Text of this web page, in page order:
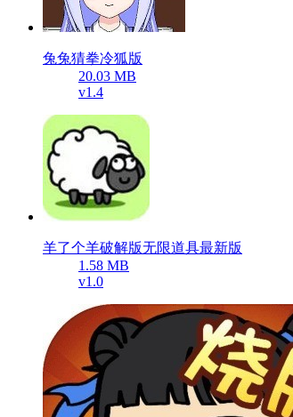
兔兔猜拳冷狐版
20.03 MB
v1.4
羊了个羊破解版无限道具最新版
1.58 MB
v1.0